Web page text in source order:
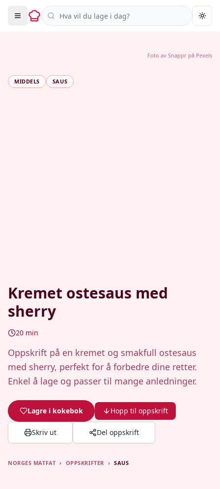
Søk i oppskrifter
MIDDELS SAUS
Kremet ostesaus med
sherry
20 min
Oppskrift på en kremet og smakfull ostesaus
med sherry, perfekt for å forbedre dine retter.
Enkel å lage og passer til mange anledninger.
Lagre i kokebok Hopp til oppskrift
Skriv ut Del oppskrift
Foto av Snappr på Pexels
NORGES MATFAT › OPPSKRIFTER › SAUS